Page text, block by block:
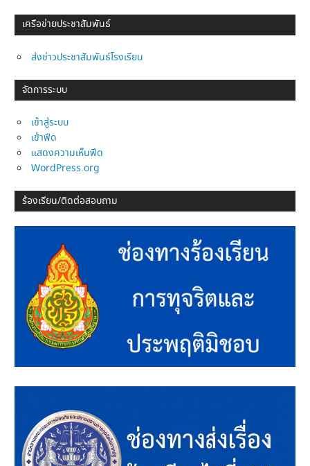
เครือข่ายประชาสัมพันธ์
ส่งข่าวประชาสัมพันธ์โรงเรียน
จัดการระบบ
เข้าสู่ระบบ
เข้าฟีด
แสดงความเห็นฟีด
WordPress.org
ร้องเรียน/ติดต่อสอบถาม